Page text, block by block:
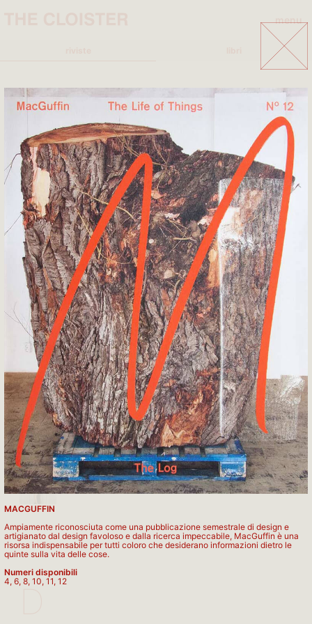
menu
close
A
B
C
MACGUFFIN
Ampiamente riconosciuta come una pubblicazione semestrale di design e
artigianato dal design favoloso e dalla ricerca impeccabile, MacGuffin è una
risorsa indispensabile per tutti coloro che desiderano informazioni dietro le
quinte sulla vita delle cose.
Numeri disponibili
4, 6, 8, 10, 11, 12